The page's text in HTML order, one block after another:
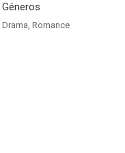
Géneros
Drama, Romance